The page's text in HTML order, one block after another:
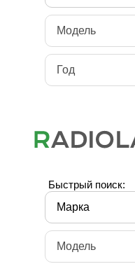
Быстрый поиск: